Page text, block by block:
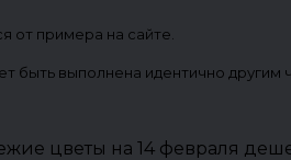
от примера на сайте.
быть выполнена идентично другим
цветы на 14 февраля